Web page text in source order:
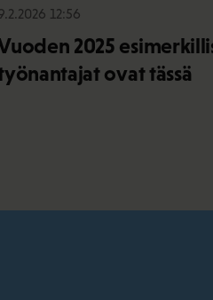
12:56
2025
ovat tässä